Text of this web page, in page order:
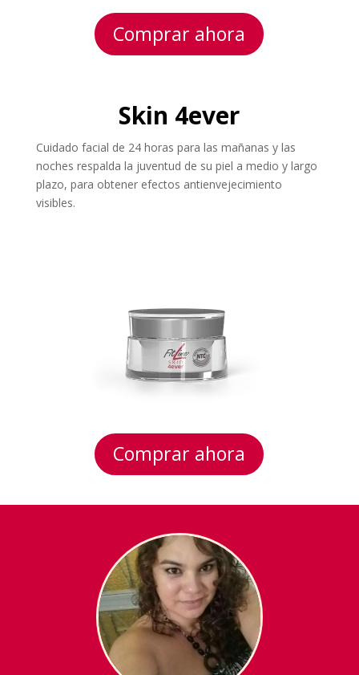
Comprar ahora
Skin 4ever
Cuidado facial de 24 horas para las mañanas y las
noches respalda la juventud de su piel a medio y largo
plazo, para obtener efectos antienvejecimiento
visibles.
Comprar ahora